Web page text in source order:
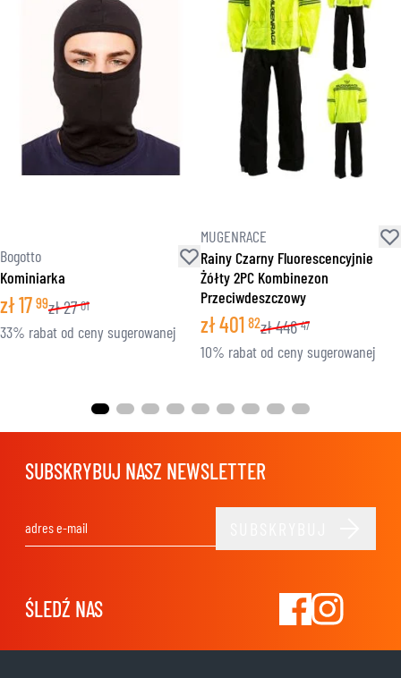
Bogotto
Kominiarka
zł17 99zł27 01
33% rabat od ceny sugerowanej
MUGENRACE
Rainy Czarny Fluorescencyjnie
Żółty 2PC Kombinezon
Przeciwdeszczowy
zł401 82zł446 47
10% rabat od ceny sugerowanej
SUBSKRYBUJ NASZ NEWSLETTER
ŚLEDŹ NAS